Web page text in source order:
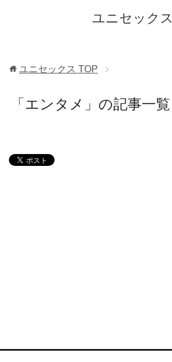
ユニセックス
ユニセックス TOP
「エンタメ」の記事一覧